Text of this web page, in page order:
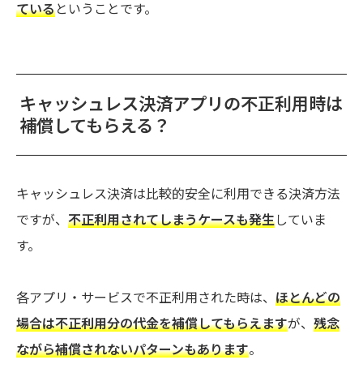
ているということです。
キャッシュレス決済アプリの不正利用時は
補償してもらえる？
キャッシュレス決済は比較的安全に利用できる決済方法
ですが、 不正利用されてしまうケースも発生していま
す。
各アプリ・サービスで不正利用された時は、 ほとんどの
場合は不正利用分の代金を補償してもらえますが、 残念
ながら補償されないパターンもあります。